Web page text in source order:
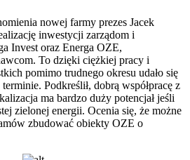
nowej farmy prezes Jacek
inwestycji zarządom i
Invest oraz Energa OZE,
To dzięki ciężkiej pracy i
pomimo trudnego okresu udało się
Podkreślił, dobrą współpracę z
ma bardzo duży potencjał jeśli
zielonej energii. Ocenia się, że możne
zbudować obiekty OZE o